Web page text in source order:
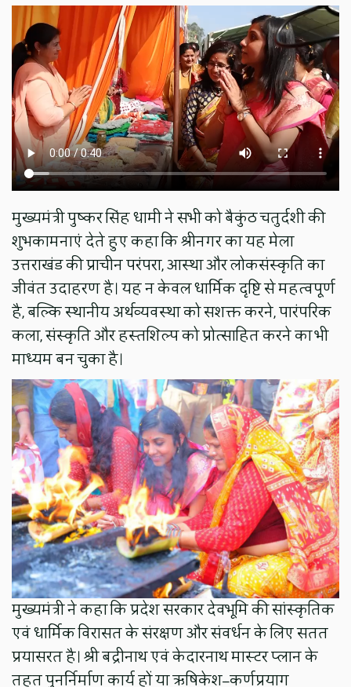
मुख्यमंत्री पुष्कर सिंह धामी ने सभी को बैकुंठ चतुर्दशी की
शुभकामनाएं देते हुए कहा कि श्रीनगर का यह मेला
उत्तराखंड की प्राचीन परंपरा, आस्था और लोकसंस्कृति का
जीवंत उदाहरण है। यह न केवल धार्मिक दृष्टि से महत्वपूर्ण
है, बल्कि स्थानीय अर्थव्यवस्था को सशक्त करने, पारंपरिक
कला, संस्कृति और हस्तशिल्प को प्रोत्साहित करने का भी
माध्यम बन चुका है।
मुख्यमंत्री ने कहा कि प्रदेश सरकार देवभूमि की सांस्कृतिक
एवं धार्मिक विरासत के संरक्षण और संवर्धन के लिए सतत
प्रयासरत है। श्री बद्रीनाथ एवं केदारनाथ मास्टर प्लान के
तहत पुनर्निर्माण कार्य हों या ऋषिकेश–कर्णप्रयाग